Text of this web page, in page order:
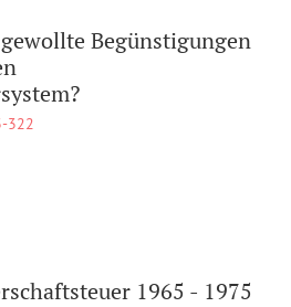
Begünstigungen
322
1965 - 1975